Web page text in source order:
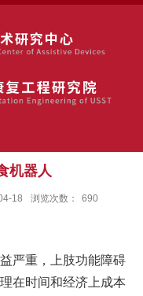
机器人
18 浏览次数： 690
严重，上肢功能障碍
在时间和经济上成本